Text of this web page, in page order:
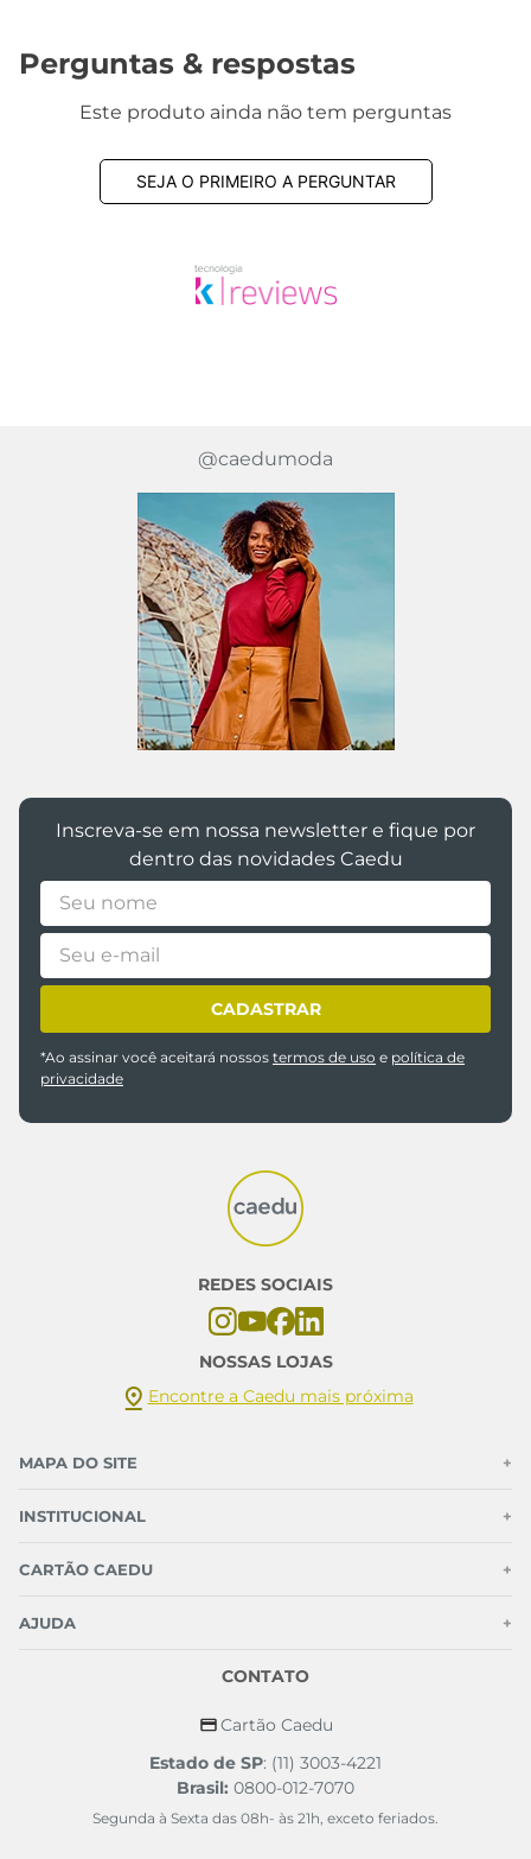
Perguntas & respostas
Este produto ainda não tem perguntas
SEJA O PRIMEIRO A PERGUNTAR
@caedumoda
Inscreva-se em nossa newsletter e fique por
dentro das novidades Caedu
CADASTRAR
*Ao assinar você aceitará nossos termos de uso e política de
privacidade
REDES SOCIAIS
NOSSAS LOJAS
Encontre a Caedu mais próxima
MAPA DO SITE +
INSTITUCIONAL +
CARTÃO CAEDU +
AJUDA +
CONTATO
Cartão Caedu
Estado de SP: (11) 3003-4221
Brasil: 0800-012-7070
Segunda à Sexta das 08h- às 21h, exceto feriados.